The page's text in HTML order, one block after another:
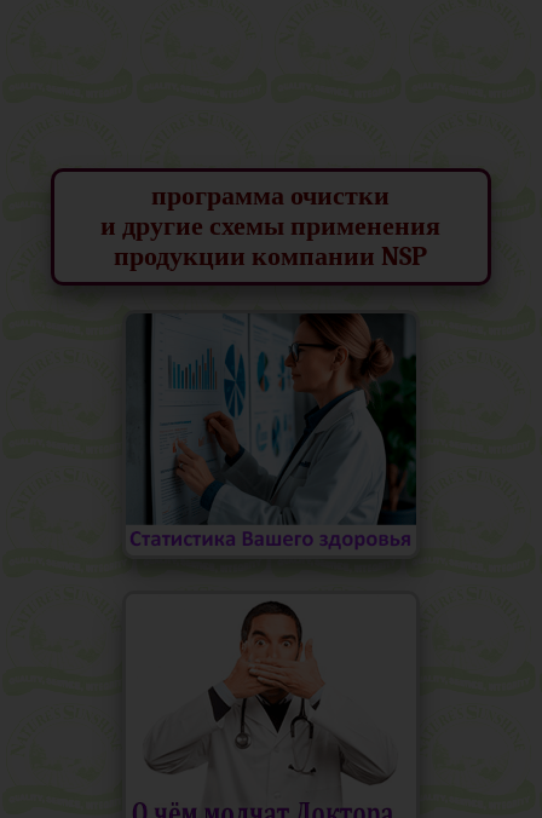
программа очистки
и другие схемы применения
продукции компании NSP